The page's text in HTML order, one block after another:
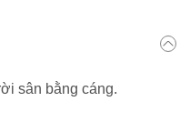
sân bằng cáng.